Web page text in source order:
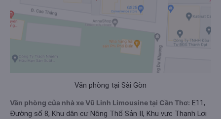
Văn phòng tại Sài Gòn
Văn phòng của nhà xe Vũ Linh Limousine tại Cần Thơ: E11,
Đường số 8, Khu dân cư Nông Thổ Sản II, Khu vực Thạnh Lợi